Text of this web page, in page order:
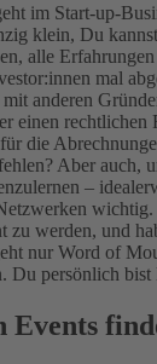
im Start-up-
klein, Du
alle
mal
anderen
einen rechtlichen
die
Aber auch,
–
wichtig.
zu werden, und
nur Word of
Du persönlich bist
Events